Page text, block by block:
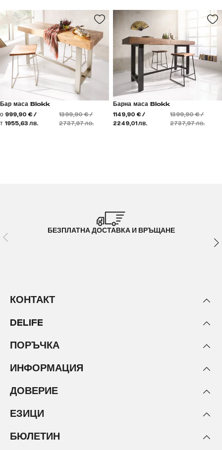
Бар маса Blokk
о
т
999,90 € /
1955,63 лв.
1399,90 € /
2737,97 лв.
Барна маса Blokk
1149,90 € /
2249,01 лв.
1399,90 € /
2737,97 лв.
БЕЗПЛАТНА ДОСТАВКА И ВРЪЩАНЕ
КОНТАКТ
DELIFE
ПОРЪЧКА
ИНФОРМАЦИЯ
ДОВЕРИЕ
ЕЗИЦИ
БЮЛЕТИН